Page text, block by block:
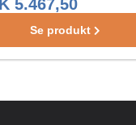
5.467,50
Se produkt